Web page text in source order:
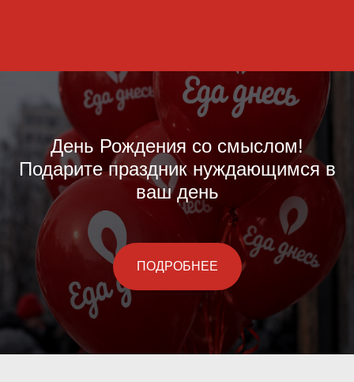
День Рождения со смыслом!
Подарите праздник нуждающимся в
ваш день
ПОДРОБНЕЕ